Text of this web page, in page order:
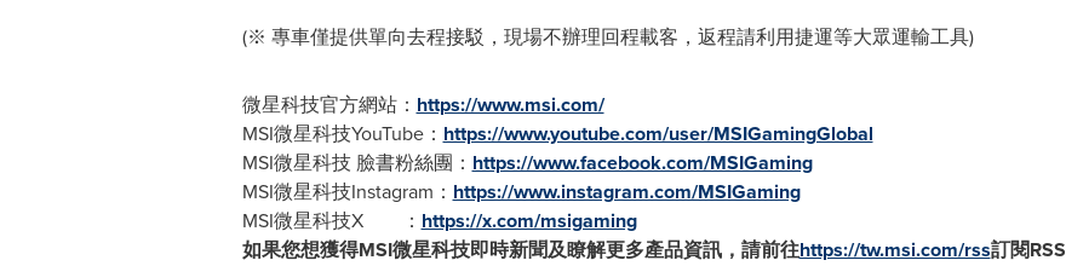
(※ 專車僅提供單向去程接駁，現場不辦理回程載客，返程請利用捷運等大眾運輸工具)
微星科技官方網站： https://www.msi.com/
MSI微星科技YouTube： https://www.youtube.com/user/MSIGamingGlobal
MSI微星科技 臉書粉絲團： https://www.facebook.com/MSIGaming
MSI微星科技Instagram： https://www.instagram.com/MSIGaming
MSI微星科技X ： https://x.com/msigaming
如果您想獲得MSI微星科技即時新聞及瞭解更多產品資訊，請前往https://tw.msi.com/rss訂閱RSS